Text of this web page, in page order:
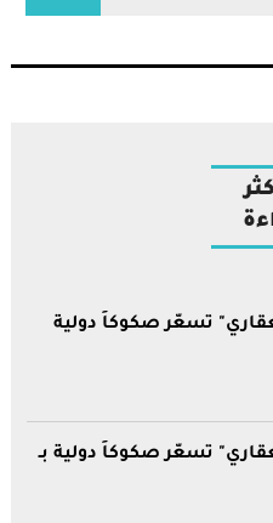
تسعّر صكوكاً دولية
تسعّر صكوكاً دولية بـ